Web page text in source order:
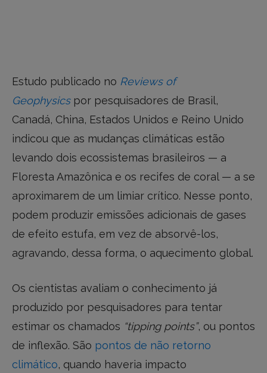
Estudo publicado no Reviews of
Geophysicspor pesquisadores de Brasil,
Canadá, China, Estados Unidos e Reino Unido
indicou que as mudanças climáticas estão
levando dois ecossistemas brasileiros — a
Floresta Amazônica e os recifes de coral — a se
aproximarem de um limiar crítico. Nesse ponto,
podem produzir emissões adicionais de gases
de efeito estufa, em vez de absorvê-los,
agravando, dessa forma, o aquecimento global.
Os cientistas avaliam o conhecimento já
produzido por pesquisadores para tentar
estimar os chamados “tipping points”, ou pontos
de inflexão. São pontos de não retorno
climático, quando haveria impacto